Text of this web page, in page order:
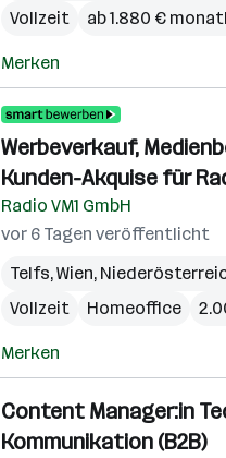
Vollzeit
ab 1.880 €
Merken
Werbeverkauf,
Kunden-Akquise für
Radio VM1 GmbH
vor 6 Tagen veröffentlicht
Telfs,Wien,
Vollzeit
Homeoffice
Merken
Content Manager:in
Kommunikation (B2B)